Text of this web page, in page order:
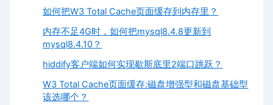
如何把W3 Total Cache页面缓存到内存里？
内存不足4G时，如何把mysql8.4.8更新到
mysql8.4.10？
hiddify客户端如何实现歇斯底里2端口跳跃？
W3 Total Cache页面缓存:磁盘增强型和磁盘基础型
该选哪个？